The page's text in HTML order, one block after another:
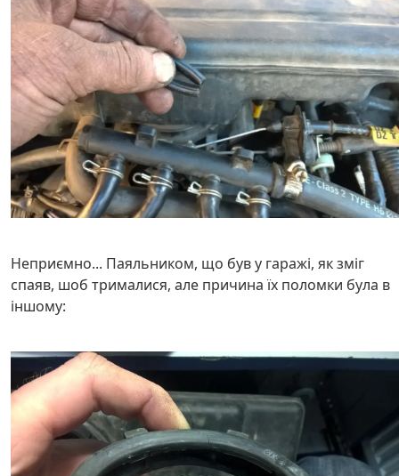
Неприємно... Паяльником, що був у гаражі, як зміг
спаяв, шоб трималися, але причина їх поломки була в
іншому: